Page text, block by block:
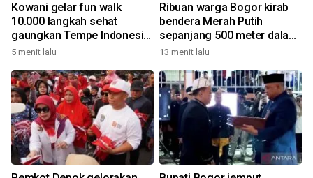
Kowani gelar fun walk
10.000 langkah sehat
gaungkan Tempe Indonesia
Goes to UNESCO
5 menit lalu
Ribuan warga Bogor kirab
bendera Merah Putih
sepanjang 500 meter dalam
rangkaian FMP ke-11
13 menit lalu